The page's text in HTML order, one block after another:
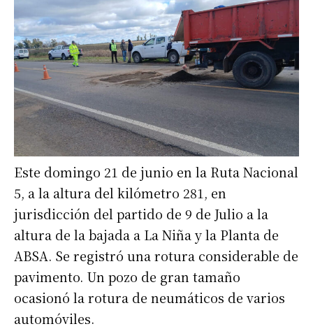
Este domingo 21 de junio en la Ruta Nacional
5, a la altura del kilómetro 281, en
jurisdicción del partido de 9 de Julio a la
altura de la bajada a La Niña y la Planta de
ABSA. Se registró una rotura considerable de
pavimento. Un pozo de gran tamaño
ocasionó la rotura de neumáticos de varios
automóviles.